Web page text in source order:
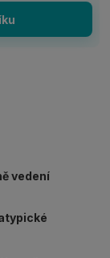
vedení